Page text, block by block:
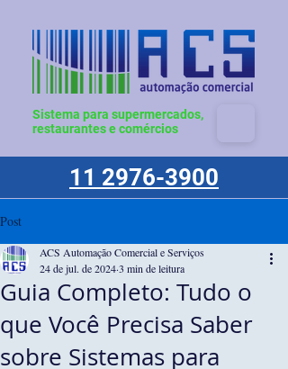
11 2976-3900
Sistema para supermercados,
restaurantes e comércios
Post
Guia Completo: Tudo o
que Você Precisa Saber
sobre Sistemas para
ACS Automação Comercial e Serviços
24 de jul. de 20243 min de leitura